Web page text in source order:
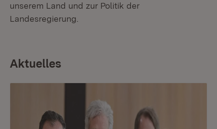
unserem Land und zur Politik der
Landesregierung.
Aktuelles